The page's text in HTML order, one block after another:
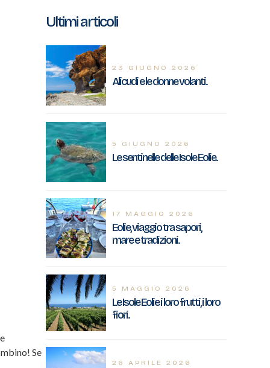
Se
Ultimi articoli
23 GIUGNO 2026
Alicudi e le donne volanti.
5 GIUGNO 2026
Le sentinelle delle Isole Eolie.
17 MAGGIO 2026
Eolie, viaggio tra sapori,
mare e tradizioni.
5 MAGGIO 2026
Le Isole Eolie i loro frutti, i loro
fiori.
26 APRILE 2026